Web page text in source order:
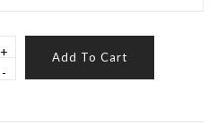
+
-
Add To Cart